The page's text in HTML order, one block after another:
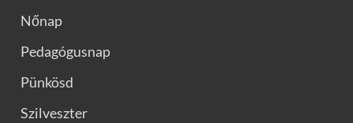
Nőnap
Pedagógusnap
Pünkösd
Szilveszter